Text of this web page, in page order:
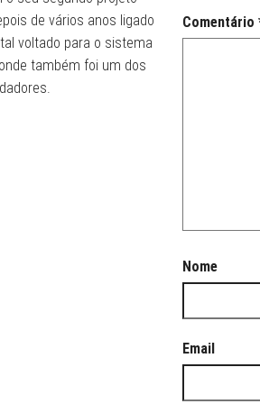
de vários anos ligado
voltado para o sistema
também foi um dos
Comentário
Nome
Email